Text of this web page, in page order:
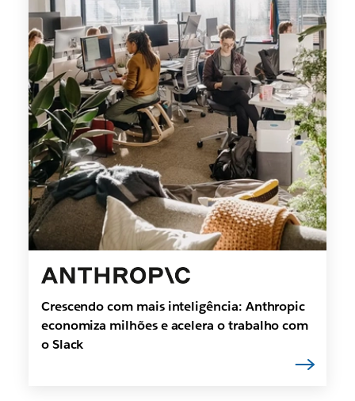
Crescendo com mais inteligência: Anthropic
economiza milhões e acelera o trabalho com
o Slack